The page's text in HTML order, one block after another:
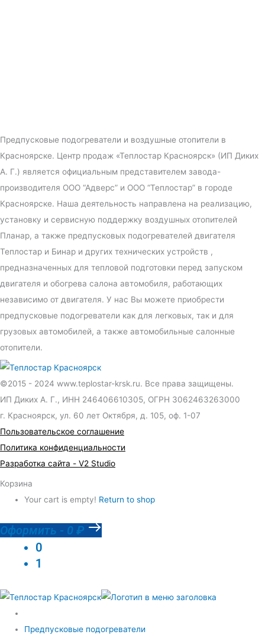
Предпусковые подогреватели и воздушные отопители в
Красноярске. Центр продаж «Теплостар Красноярск» (ИП Диких
А. Г.) является официальным представителем завода-
производителя ООО “Адверс” и ООО “Теплостар” в городе
Красноярске. Наша деятельность направлена на реализацию,
установку и сервисную поддержку воздушных отопителей
Планар, а также предпусковых подогревателей двигателя
Теплостар и Бинар и других технических устройств ,
предназначенных для тепловой подготовки перед запуском
двигателя и обогрева салона автомобиля, работающих
независимо от двигателя. У нас Вы можете приобрести
предпусковые подогреватели как для легковых, так и для
грузовых автомобилей, а также автомобильные салонные
отопители.
©2015 - 2024 www.teplostar-krsk.ru. Все права защищены.
ИП Диких А. Г., ИНН 246406610305, ОГРН 3062463263000
г. Красноярск, ул. 60 лет Октября, д. 105, оф. 1-07
Пользовательское соглашение
Политика конфиденциальности
Разработка сайта - V2 Studio
Корзина
Your cart is empty! Return to shop
Оформить - 0 ₽
0
1
Предпусковые подогреватели